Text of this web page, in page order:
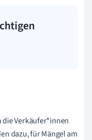
Verkäufer*innen
dazu, für Mängel am